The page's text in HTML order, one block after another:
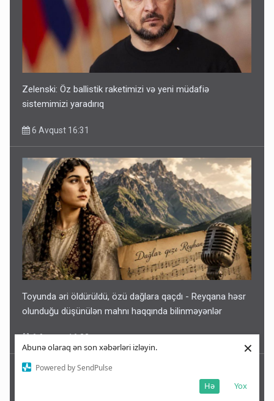
Abunə olaraq ən son xəbərləri izləyin.
Powered by SendPulse
Yox
Hə
×
Zelenski: Öz ballistik raketimizi və yeni müdafiə
sistemimizi yaradırıq
6 Avqust 16:31
Toyunda əri öldürüldü, özü dağlara qaçdı - Reyqana həsr
olunduğu düşünülən mahnı haqqında bilinməyənlər
6 Avqust 16:22